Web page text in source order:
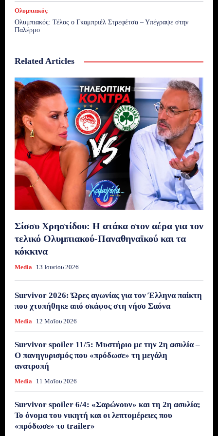
Ολυμπιακός
Ολυμπιακός: Τέλος ο Γκαμπριέλ Στρεφέτσα – Υπέγραψε στην
Παλέρμο
Related Articles
Σίσσυ Χρηστίδου: Η ατάκα στον αέρα για τον
τελικό Ολυμπιακού-Παναθηναϊκού και τα
κόκκινα
Media 13 Ιουνίου 2026
Survivor 2026: Ώρες αγωνίας για τον Έλληνα παίκτη
που χτυπήθηκε από σκάφος στη νήσο Σαόνα
Media 12 Μαΐου 2026
Survivor spoiler 11/5: Μυστήριο με την 2η ασυλία –
Ο πανηγυρισμός που «πρόδωσε» τη μεγάλη
ανατροπή
Media 11 Μαΐου 2026
Survivor spoiler 6/4: «Σαρώνουν» και τη 2η ασυλία;
Το όνομα του νικητή και οι λεπτομέρειες που
«πρόδωσε» το trailer»